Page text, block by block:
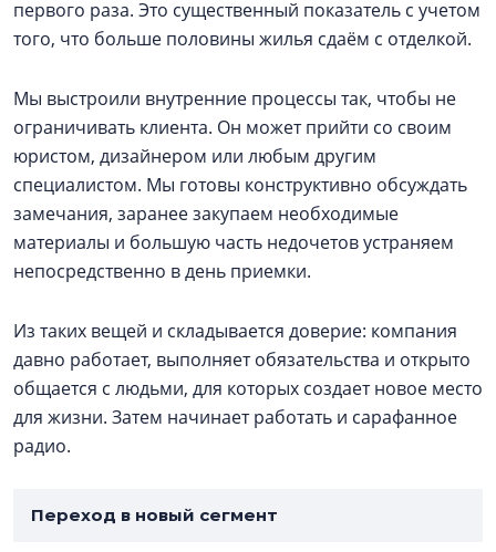
первого раза. Это существенный показатель с учетом
того, что больше половины жилья сдаём с отделкой.
Мы выстроили внутренние процессы так, чтобы не
ограничивать клиента. Он может прийти со своим
юристом, дизайнером или любым другим
специалистом. Мы готовы конструктивно обсуждать
замечания, заранее закупаем необходимые
материалы и большую часть недочетов устраняем
непосредственно в день приемки.
Из таких вещей и складывается доверие: компания
давно работает, выполняет обязательства и открыто
общается с людьми, для которых создает новое место
для жизни. Затем начинает работать и сарафанное
радио.
Переход в новый сегмент